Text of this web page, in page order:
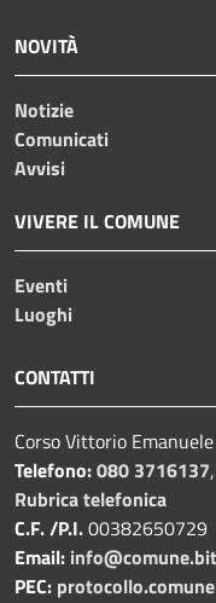
NOVITÀ
Notizie
Comunicati
Avvisi
VIVERE IL COMUNE
Eventi
Luoghi
CONTATTI
Corso Vittorio
Telefono:080 3716137,
Rubrica telefonica
C.F. /P.I.00382650729
Email:
PEC: